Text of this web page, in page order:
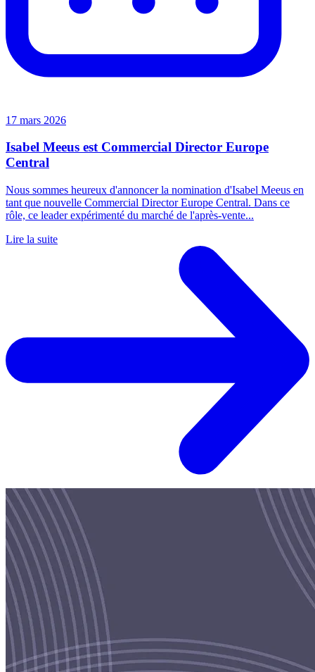
17 mars 2026
Isabel Meeus est Commercial Director Europe
Central
Nous sommes heureux d'annoncer la nomination d'Isabel Meeus en
tant que nouvelle Commercial Director Europe Central. Dans ce
rôle, ce leader expérimenté du marché de l'après-vente...
Lire la suite